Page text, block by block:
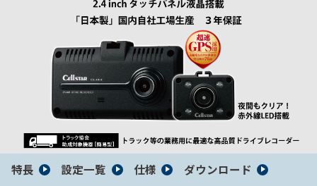
お客様サポート
会社情報
お問い合わせ
MyCellstar
Cellstar Direct
特長 設定一覧 仕様 ダウンロード